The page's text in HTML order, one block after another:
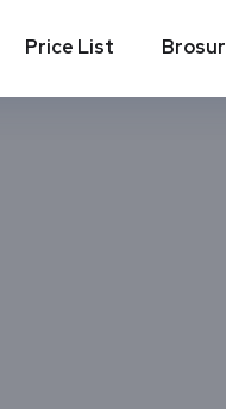
Price List Brosur